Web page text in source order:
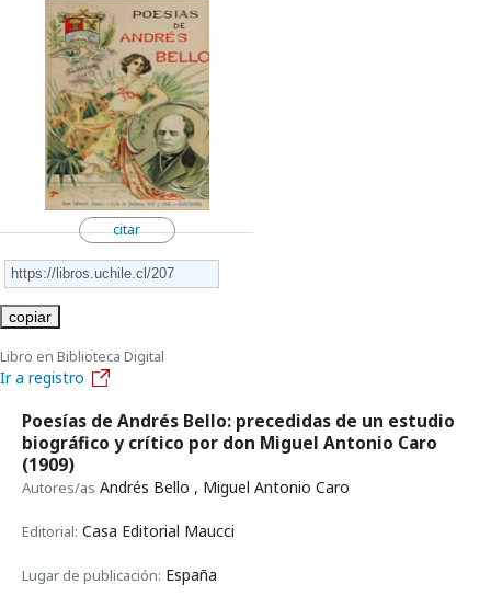
citar
copiar
Libro en Biblioteca Digital
Ir a registro
Poesías de Andrés Bello: precedidas de un estudio
biográfico y crítico por don Miguel Antonio Caro
(1909)
Autores/as Andrés Bello , Miguel Antonio Caro
Editorial: Casa Editorial Maucci
Lugar de publicación: España